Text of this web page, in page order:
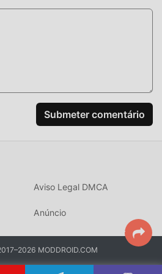
você está esperando? Baixe
Submeter comentário
Aviso Legal DMCA
Anúncio
MODDROID.COM